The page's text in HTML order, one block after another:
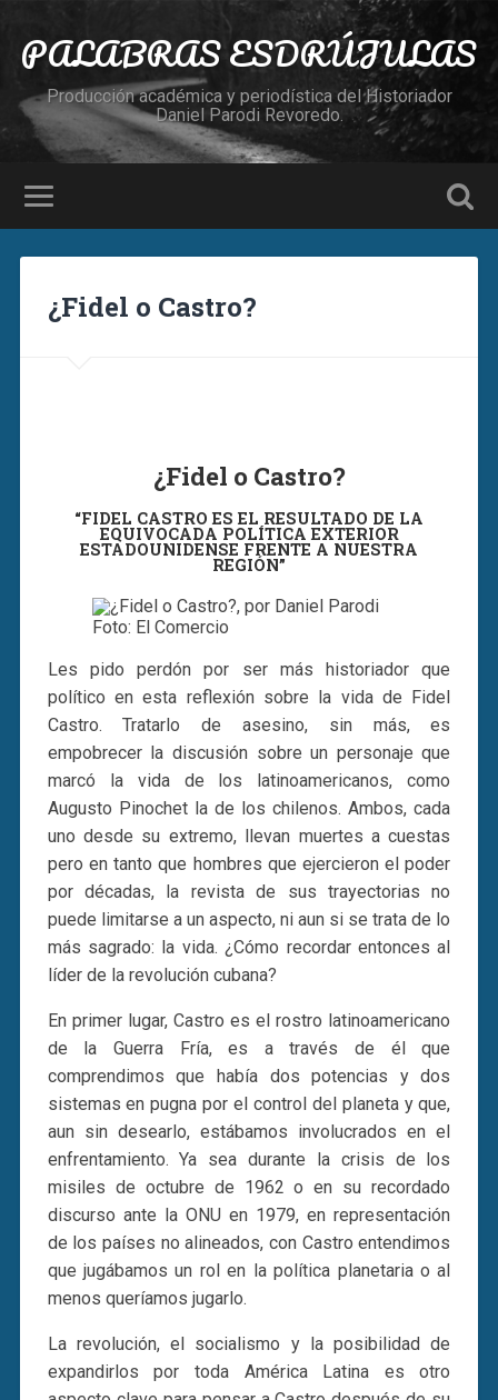
PALABRAS ESDRÚJULAS
Producción académica y periodística del Historiador
Daniel Parodi Revoredo.
¿Fidel o Castro?
¿Fidel o Castro?
“FIDEL CASTRO ES EL RESULTADO DE LA
EQUIVOCADA POLÍTICA EXTERIOR
ESTADOUNIDENSE FRENTE A NUESTRA
REGIÓN”
Foto: El Comercio
Les pido perdón por ser más historiador que
político en esta reflexión sobre la vida de Fidel
Castro. Tratarlo de asesino, sin más, es
empobrecer la discusión sobre un personaje que
marcó la vida de los latinoamericanos, como
Augusto Pinochet la de los chilenos. Ambos, cada
uno desde su extremo, llevan muertes a cuestas
pero en tanto que hombres que ejercieron el poder
por décadas, la revista de sus trayectorias no
puede limitarse a un aspecto, ni aun si se trata de lo
más sagrado: la vida. ¿Cómo recordar entonces al
líder de la revolución cubana?
En primer lugar, Castro es el rostro latinoamericano
de la Guerra Fría, es a través de él que
comprendimos que había dos potencias y dos
sistemas en pugna por el control del planeta y que,
aun sin desearlo, estábamos involucrados en el
enfrentamiento. Ya sea durante la crisis de los
misiles de octubre de 1962 o en su recordado
discurso ante la ONU en 1979, en representación
de los países no alineados, con Castro entendimos
que jugábamos un rol en la política planetaria o al
menos queríamos jugarlo.
La revolución, el socialismo y la posibilidad de
expandirlos por toda América Latina es otro